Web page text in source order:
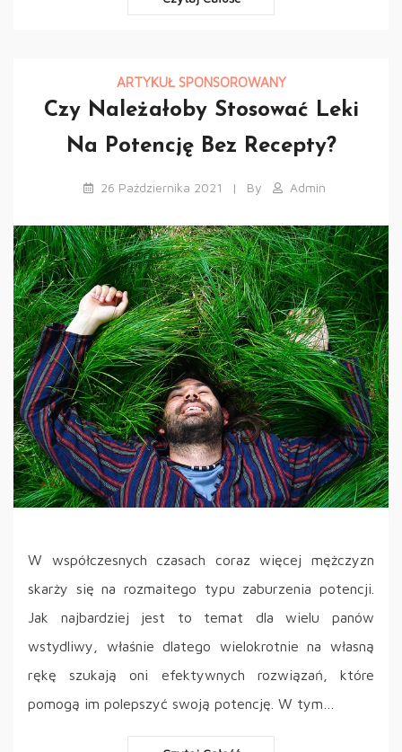
ARTYKUŁ SPONSOROWANY
Czy Należałoby Stosować Leki
Na Potencję Bez Recepty?
26 Października 2021 By Admin
W współczesnych czasach coraz więcej mężczyzn
skarży się na rozmaitego typu zaburzenia potencji.
Jak najbardziej jest to temat dla wielu panów
wstydliwy, właśnie dlatego wielokrotnie na własną
rękę szukają oni efektywnych rozwiązań, które
pomogą im polepszyć swoją potencję. W tym…